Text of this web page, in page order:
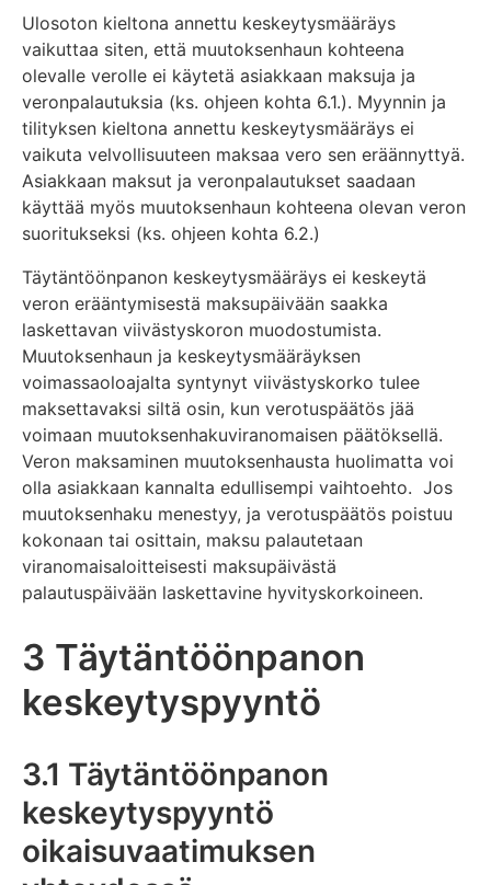
Ulosoton kieltona annettu keskeytysmääräys
vaikuttaa siten, että muutoksenhaun kohteena
olevalle verolle ei käytetä asiakkaan maksuja ja
veronpalautuksia (ks. ohjeen kohta 6.1.). Myynnin ja
tilityksen kieltona annettu keskeytysmääräys ei
vaikuta velvollisuuteen maksaa vero sen eräännyttyä.
Asiakkaan maksut ja veronpalautukset saadaan
käyttää myös muutoksenhaun kohteena olevan veron
suoritukseksi (ks. ohjeen kohta 6.2.)
Täytäntöönpanon keskeytysmääräys ei keskeytä
veron erääntymisestä maksupäivään saakka
laskettavan viivästyskoron muodostumista.
Muutoksenhaun ja keskeytysmääräyksen
voimassaoloajalta syntynyt viivästyskorko tulee
maksettavaksi siltä osin, kun verotuspäätös jää
voimaan muutoksenhakuviranomaisen päätöksellä.
Veron maksaminen muutoksenhausta huolimatta voi
olla asiakkaan kannalta edullisempi vaihtoehto. Jos
muutoksenhaku menestyy, ja verotuspäätös poistuu
kokonaan tai osittain, maksu palautetaan
viranomaisaloitteisesti maksupäivästä
palautuspäivään laskettavine hyvityskorkoineen.
3 Täytäntöönpanon
keskeytyspyyntö
3.1 Täytäntöönpanon
keskeytyspyyntö
oikaisuvaatimuksen